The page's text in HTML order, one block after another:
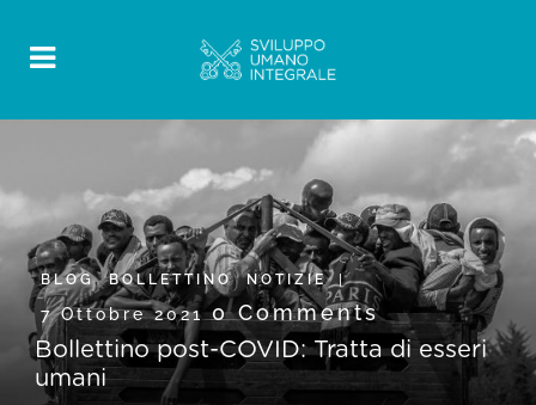
BLOG,BOLLETTINO,NOTIZIE
7 Ottobre 20210 Comments
Bollettino post-COVID: Tratta di esseri
umani